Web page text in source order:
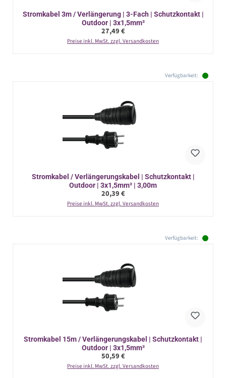
Stromkabel 3m / Verlängerung | 3-Fach | Schutzkontakt |
Outdoor | 3x1,5mm²
Regulärer Preis:
27,49 €
Preise inkl. MwSt. zzgl. Versandkosten
Verfügbarkeit:
Stromkabel / Verlängerungskabel | Schutzkontakt |
Outdoor | 3x1,5mm² | 3,00m
Regulärer Preis:
20,39 €
Preise inkl. MwSt. zzgl. Versandkosten
Verfügbarkeit:
Stromkabel 15m / Verlängerungskabel | Schutzkontakt |
Outdoor | 3x1,5mm²
Regulärer Preis:
50,59 €
Preise inkl. MwSt. zzgl. Versandkosten